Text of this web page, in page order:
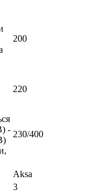
200
220
- 230/400
Aksa
3